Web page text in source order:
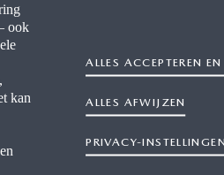
Act
Onafhankelijk reparateur
ook
kan
PRIVACY-INSTELLINGEN
ALLES AFWIJZEN
ALLES ACCEPTEREN